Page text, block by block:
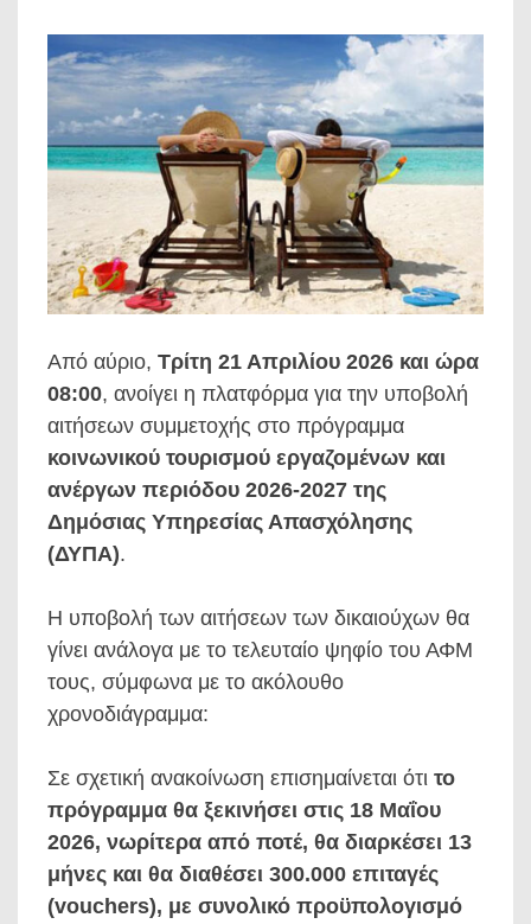
Από αύριο, Τρίτη 21 Απριλίου 2026 και ώρα
08:00, ανοίγει η πλατφόρμα για την υποβολή
αιτήσεων συμμετοχής στο πρόγραμμα
κοινωνικού τουρισμού εργαζομένων και
ανέργων περιόδου 2026-2027 της
Δημόσιας Υπηρεσίας Απασχόλησης
(ΔΥΠΑ).
Η υποβολή των αιτήσεων των δικαιούχων θα
γίνει ανάλογα με το τελευταίο ψηφίο του ΑΦΜ
τους, σύμφωνα με το ακόλουθο
χρονοδιάγραμμα:
Σε σχετική ανακοίνωση επισημαίνεται ότι το
πρόγραμμα θα ξεκινήσει στις 18 Μαΐου
2026, νωρίτερα από ποτέ, θα διαρκέσει 13
μήνες και θα διαθέσει 300.000 επιταγές
(vouchers), με συνολικό προϋπολογισμό